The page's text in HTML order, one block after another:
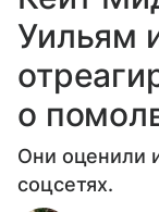
Уильям
о
Они оценили
соцсетях.